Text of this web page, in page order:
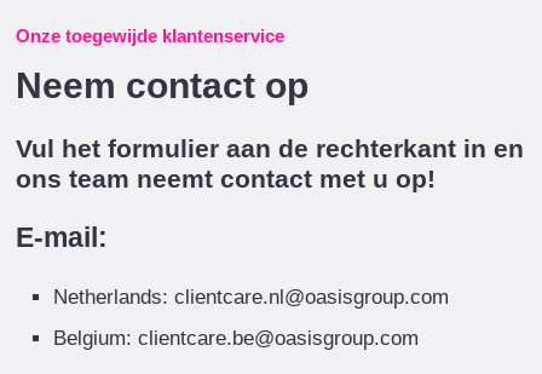
Onze toegewijde klantenservice
Neem contact op
Vul het formulier aan de rechterkant in en
ons team neemt contact met u op!
E-mail:
Netherlands: clientcare.nl@oasisgroup.com
Belgium: clientcare.be@oasisgroup.com